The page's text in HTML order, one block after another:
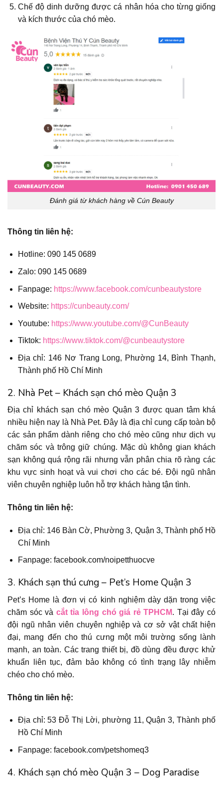
Chế độ dinh dưỡng được cá nhân hóa cho từng giống
và kích thước của chó mèo.
Đánh giá từ khách hàng về Cún Beauty
Thông tin liên hệ:
Hotline: 090 145 0689
Zalo: 090 145 0689
Fanpage: https://www.facebook.com/cunbeautystore
Website: https://cunbeauty.com/
Youtube: https://www.youtube.com/@CunBeauty
Tiktok: https://www.tiktok.com/@cunbeautystore
Địa chỉ: 146 Nơ Trang Long, Phường 14, Bình Thạnh,
Thành phố Hồ Chí Minh
2. Nhà Pet – Khách sạn chó mèo Quận 3
Địa chỉ khách sạn chó mèo Quận 3 được quan tâm khá
nhiều hiện nay là Nhà Pet. Đây là địa chỉ cung cấp toàn bộ
các sản phẩm dành riêng cho chó mèo cũng như dịch vụ
chăm sóc và trông giữ chúng. Mặc dù không gian khách
sạn không quá rộng rãi nhưng vẫn phân chia rõ ràng các
khu vực sinh hoạt và vui chơi cho các bé. Đội ngũ nhân
viên chuyên nghiệp luôn hỗ trợ khách hàng tận tình.
Thông tin liên hệ:
Địa chỉ: 146 Bàn Cờ, Phường 3, Quận 3, Thành phố Hồ
Chí Minh
Fanpage: facebook.com/noipetthuocve
3. Khách sạn thú cưng – Pet’s Home Quận 3
Pet’s Home là đơn vị có kinh nghiệm dày dặn trong việc
chăm sóc và cắt tỉa lông chó giá rẻ TPHCM. Tại đây có
đội ngũ nhân viên chuyên nghiệp và cơ sở vật chất hiện
đại, mang đến cho thú cưng một môi trường sống lành
mạnh, an toàn. Các trang thiết bị, đồ dùng đều được khử
khuẩn liên tục, đảm bảo không có tình trạng lây nhiễm
chéo cho chó mèo.
Thông tin liên hệ:
Địa chỉ: 53 Đỗ Thị Lời, phường 11, Quận 3, Thành phố
Hồ Chí Minh
Fanpage: facebook.com/petshomeq3
4. Khách sạn chó mèo Quận 3 – Dog Paradise